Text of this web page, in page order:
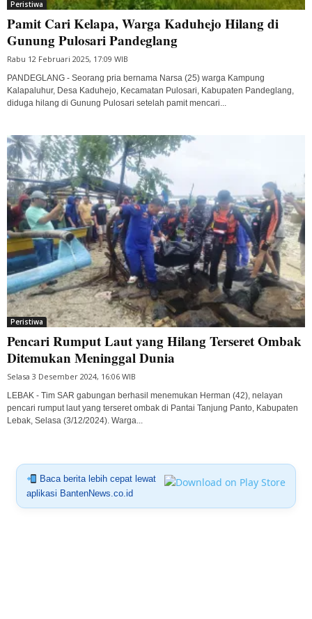
Peristiwa
Pamit Cari Kelapa, Warga Kaduhejo Hilang di
Gunung Pulosari Pandeglang
Rabu 12 Februari 2025, 17:09 WIB
PANDEGLANG - Seorang pria bernama Narsa (25) warga Kampung
Kalapaluhur, Desa Kaduhejo, Kecamatan Pulosari, Kabupaten Pandeglang,
diduga hilang di Gunung Pulosari setelah pamit mencari...
Peristiwa
Pencari Rumput Laut yang Hilang Terseret Ombak
Ditemukan Meninggal Dunia
Selasa 3 Desember 2024, 16:06 WIB
LEBAK - Tim SAR gabungan berhasil menemukan Herman (42), nelayan
pencari rumput laut yang terseret ombak di Pantai Tanjung Panto, Kabupaten
Lebak, Selasa (3/12/2024). Warga...
Baca berita lebih cepat lewat
aplikasi BantenNews.co.id